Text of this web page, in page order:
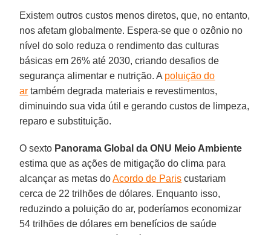
Existem outros custos menos diretos, que, no entanto,
nos afetam globalmente. Espera-se que o ozônio no
nível do solo reduza o rendimento das culturas
básicas em 26% até 2030, criando desafios de
segurança alimentar e nutrição. A poluição do
ar também degrada materiais e revestimentos,
diminuindo sua vida útil e gerando custos de limpeza,
reparo e substituição.
O sexto Panorama Global da ONU Meio Ambiente
estima que as ações de mitigação do clima para
alcançar as metas doAcordo de Paris custariam
cerca de 22 trilhões de dólares. Enquanto isso,
reduzindo a poluição do ar, poderíamos economizar
54 trilhões de dólares em benefícios de saúde